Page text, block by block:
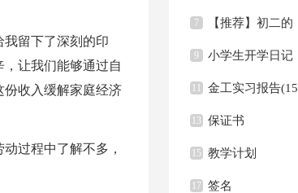
留下了深刻的印
让我们能够通过自
收入缓解家庭经济
过程中了解不多，
7 【推荐】初二的
我的作文集锦8篇
9 小学生开学日记
11 金工实习报告(15
篇)
13 保证书
15 教学计划
17 签名